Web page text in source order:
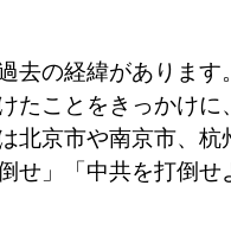
去の経緯がありま
たことをきっかけ
北京市や南京市、
せ」「中共を打倒